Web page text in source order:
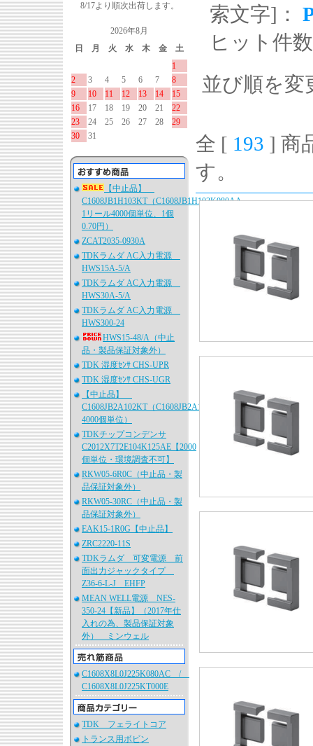
8/17より順次出荷します。
2026年8月
日
月 火 水 木 金
土
1
2
3 4 5 6 7
8
9
10 11 12 13 14
15
16
17 18 19 20 21
22
23
24 25 26 27 28
29
30
31
【中止品】
C1608JB1H103KT（C1608JB1H103K080AA、
1リール4000個単位、1個
0.70円）
ZCAT2035-0930A
TDKラムダ AC入力電源
HWS15A-5/A
TDKラムダ AC入力電源
HWS30A-5/A
TDKラムダ AC入力電源
HWS300-24
HWS15-48/A（中止
品・製品保証対象外）
TDK 湿度ｾﾝｻ CHS-UPR
TDK 湿度ｾﾝｻ CHS-UGR
【中止品】
C1608JB2A102KT（C1608JB2A102K080AA、
4000個単位）
TDKチップコンデンサ
C2012X7T2E104K125AE【2000
個単位・環境調査不可】
RKW05-6R0C（中止品・製
品保証対象外）
RKW05-30RC（中止品・製
品保証対象外）
EAK15-1R0G【中止品】
ZRC2220-11S
TDKラムダ 可変電源 前
面出力ジャックタイプ
Z36-6-L-J EHFP
MEAN WELL電源 NES-
350-24【新品】（2017年仕
入れの為、製品保証対象
外） ミンウェル
C1608X8L0J225K080AC /
C1608X8L0J225KT000E
TDK フェライトコア
トランス用ボビン
索文字]：
ヒット件
並び順を変
全 [ 193 ] 商
す。